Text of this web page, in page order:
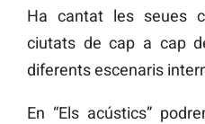
Ha cantat les seues
ciutats de cap a cap
diferents escenaris
En “Els acústics”